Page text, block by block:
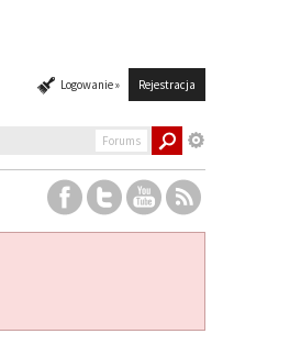
Logowanie » Rejestracja
Forums